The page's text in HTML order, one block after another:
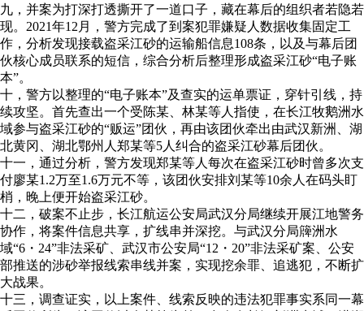
九，并案为打深打透撕开了一道口子，藏在幕后的组织者若隐若
现。2021年12月，警方完成了到案犯罪嫌疑人数据收集固定工
作，分析发现接载盗采江砂的运输船信息108条，以及与幕后团
伙核心成员联系的短信，综合分析后整理形成盗采江砂“电子账
本”。
十，警方以整理的“电子账本”及查实的运单票证，穿针引线，持
续攻坚。首先查出一个受陈某、林某等人指使，在长江牧鹅洲水
域参与盗采江砂的“贩运”团伙，再由该团伙牵出由武汉新洲、湖
北黄冈、湖北鄂州人郑某等5人纠合的盗采江砂幕后团伙。
十一，通过分析，警方发现郑某等人每次在盗采江砂时曾多次支
付廖某1.2万至1.6万元不等，该团伙安排刘某等10余人在码头盯
梢，晚上便开始盗采江砂。
十二，破案不止步，长江航运公安局武汉分局继续开展江地警务
协作，将案件信息共享，扩线串并深挖。与武汉分局簰洲水
域“6・24”非法采矿、武汉市公安局“12・20”非法采矿案、公安
部推送的涉砂举报线索串线并案，实现挖余罪、追逃犯，不断扩
大战果。
十三，调查证实，以上案件、线索反映的违法犯罪事实系同一幕